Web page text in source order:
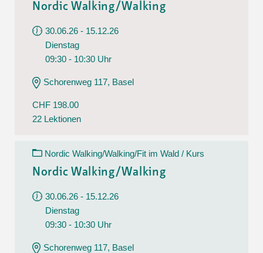
Nordic Walking/Walking
30.06.26 - 15.12.26
Dienstag
09:30 - 10:30 Uhr
Schorenweg 117, Basel
CHF 198.00
22 Lektionen
Nordic Walking/Walking/Fit im Wald / Kurs
Nordic Walking/Walking
30.06.26 - 15.12.26
Dienstag
09:30 - 10:30 Uhr
Schorenweg 117, Basel